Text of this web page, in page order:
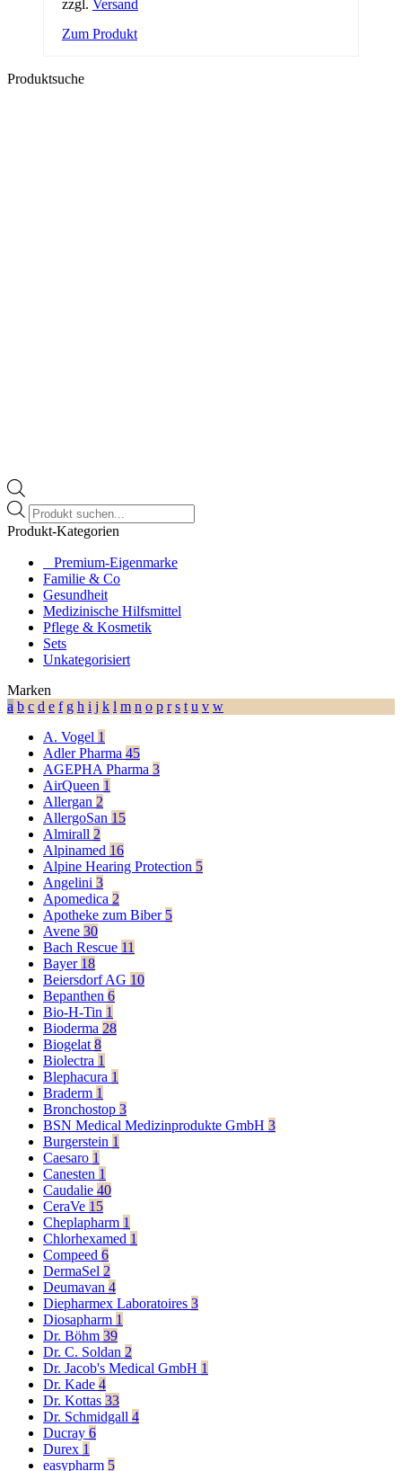
zzgl. Versand
Zum Produkt
Produktsuche
Products
search
Produkt-Kategorien
⠀​Premium-Eigenmarke
Familie & Co
Gesundheit
Medizinische Hilfsmittel
Pflege & Kosmetik
Sets
Unkategorisiert
Marken
a b c d e f g h i j k l m n o p r s t u v w
A. Vogel 1
Adler Pharma 45
AGEPHA Pharma 3
AirQueen 1
Allergan 2
AllergoSan 15
Almirall 2
Alpinamed 16
Alpine Hearing Protection 5
Angelini 3
Apomedica 2
Apotheke zum Biber 5
Avene 30
Bach Rescue 11
Bayer 18
Beiersdorf AG 10
Bepanthen 6
Bio-H-Tin 1
Bioderma 28
Biogelat8
Biolectra 1
Blephacura 1
Braderm 1
Bronchostop 3
BSN Medical Medizinprodukte GmbH 3
Burgerstein 1
Caesaro 1
Canesten 1
Caudalie 40
CeraVe 15
Cheplapharm 1
Chlorhexamed 1
Compeed 6
DermaSel 2
Deumavan 4
Diepharmex Laboratoires 3
Diosapharm 1
Dr. Böhm 39
Dr. C. Soldan 2
Dr. Jacob's Medical GmbH 1
Dr. Kade 4
Dr. Kottas 33
Dr. Schmidgall 4
Ducray 6
Durex 1
easypharm 5